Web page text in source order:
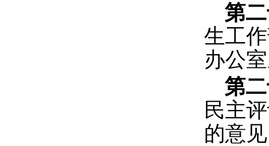
第
生工
办公
第
民主
的意